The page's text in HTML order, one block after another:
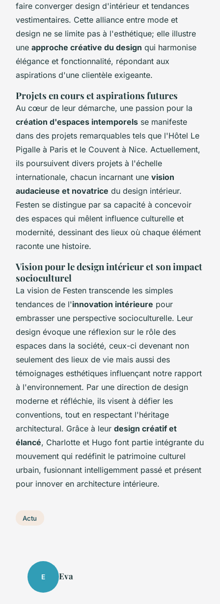
faire converger design d'intérieur et tendances
vestimentaires. Cette alliance entre mode et
design ne se limite pas à l'esthétique; elle illustre
une approche créative du design qui harmonise
élégance et fonctionnalité, répondant aux
aspirations d'une clientèle exigeante.
Projets en cours et aspirations futures
Au cœur de leur démarche, une passion pour la
création d'espaces intemporels se manifeste
dans des projets remarquables tels que l'Hôtel Le
Pigalle à Paris et le Couvent à Nice. Actuellement,
ils poursuivent divers projets à l'échelle
internationale, chacun incarnant une vision
audacieuse et novatrice du design intérieur.
Festen se distingue par sa capacité à concevoir
des espaces qui mêlent influence culturelle et
modernité, dessinant des lieux où chaque élément
raconte une histoire.
Vision pour le design intérieur et son impact
socioculturel
La vision de Festen transcende les simples
tendances de l'innovation intérieure pour
embrasser une perspective socioculturelle. Leur
design évoque une réflexion sur le rôle des
espaces dans la société, ceux-ci devenant non
seulement des lieux de vie mais aussi des
témoignages esthétiques influençant notre rapport
à l'environnement. Par une direction de design
moderne et réfléchie, ils visent à défier les
conventions, tout en respectant l'héritage
architectural. Grâce à leur design créatif et
élancé, Charlotte et Hugo font partie intégrante du
mouvement qui redéfinit le patrimoine culturel
urbain, fusionnant intelligemment passé et présent
pour innover en architecture intérieure.
Actu
E Eva